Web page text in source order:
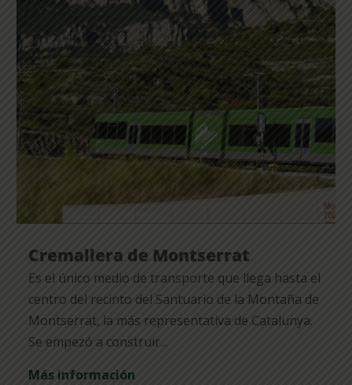
Cremallera de Montserrat
Es el único medio de transporte que llega hasta el
centro del recinto del Santuario de la Montaña de
Montserrat, la más representativa de Catalunya.
Se empezó a construir...
Más información